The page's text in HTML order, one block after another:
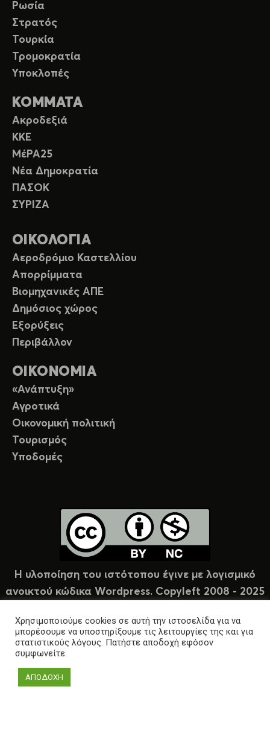
Ρωσία
Στρατός
Τουρκία
Τρομοκρατία
Υποκλοπές
ΚΟΜΜΑΤΑ
Ακροδεξιά
ΚΚΕ
ΜέΡΑ25
Νέα Δημοκρατία
ΠΑΣΟΚ
ΣΥΡΙΖΑ
ΟΙΚΟΛΟΓΙΑ
Αεροδρόμιο Καστελλίου
Απορρίμματα
Βιομηχανικές ΑΠΕ
Δημόσιος χώρος
Εξορύξεις
Περιβάλλον
ΟΙΚΟΝΟΜΙΑ
«Ανάπτυξη»
Αγροτικά
Οικονομική πολιτική
Τουρισμός
Υποδομές
Η υλοποίηση του ιστότοπου έγινε με λογισμικό
ανοικτού κώδικα Wordpress. Copyleft 2008 - 2025
Χρησιμοποιούμε cookies σε αυτή την ιστοσελίδα για να
μπορέσουμε να υποστηρίξουμε τις λειτουργίες της και για
στατιστικούς λόγους. Πατήστε αποδοχή εφόσον
συμφωνείτε.
ΑΠΟΔΟΧΗ